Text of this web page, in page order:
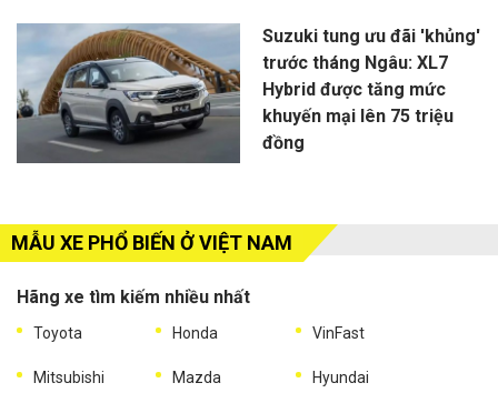
Suzuki tung ưu đãi 'khủng'
trước tháng Ngâu: XL7
Hybrid được tăng mức
khuyến mại lên 75 triệu
đồng
MẪU XE PHỔ BIẾN Ở VIỆT NAM
Hãng xe tìm kiếm nhiều nhất
Toyota Honda VinFast
Mitsubishi Mazda Hyundai